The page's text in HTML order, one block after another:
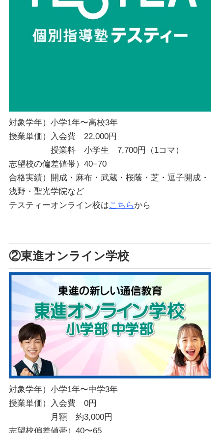
対象学年）小学1年〜高校3年
授業単価）入会費 22,000円
授業料 小学生 7,700円（1コマ）
志望校の偏差値帯）40−70
合格実績）開成・麻布・武蔵・桜蔭・芝・逗子開成・
浅野・聖光学院など
テスティーオンライン校はこちらから
②東進オンライン学校
対象学年）小学1年〜中学3年
授業単価）入会費 0円
月額 約3,000円
志望校偏差値帯）40〜65